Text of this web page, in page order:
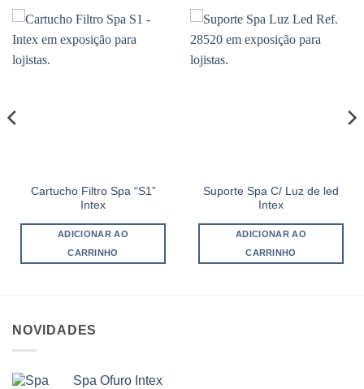
Cartucho Filtro Spa “S1”
Intex
ADICIONAR AO
CARRINHO
Suporte Spa C/ Luz de led
Intex
ADICIONAR AO
CARRINHO
NOVIDADES
Spa Ofuro Intex